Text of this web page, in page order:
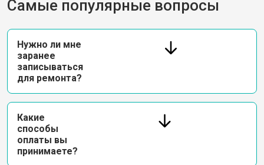
Самые популярные вопросы
Нужно ли мне
заранее
записываться
для ремонта?
Какие
способы
оплаты вы
принимаете?